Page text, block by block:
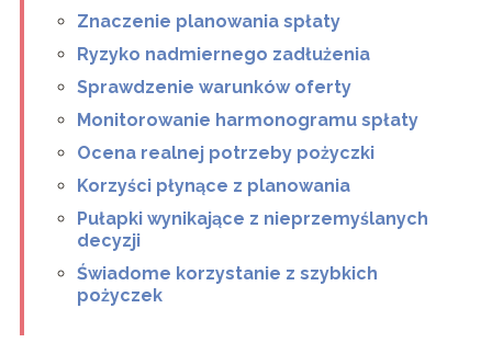
Znaczenie planowania spłaty
Ryzyko nadmiernego zadłużenia
Sprawdzenie warunków oferty
Monitorowanie harmonogramu spłaty
Ocena realnej potrzeby pożyczki
Korzyści płynące z planowania
Pułapki wynikające z nieprzemyślanych
decyzji
Świadome korzystanie z szybkich
pożyczek